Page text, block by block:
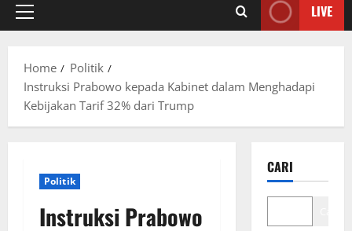
Primary
LIVE
Home
Politik
Instruksi Prabowo kepada Kabinet dalam Menghadapi
Kebijakan Tarif 32% dari Trump
Politik
Instruksi Prabowo
CARI